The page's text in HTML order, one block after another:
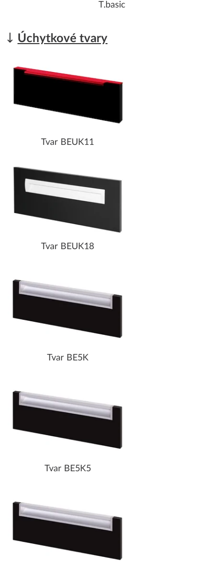
T.basic
Úchytkové tvary
Tvar BEUK11
Tvar BEUK18
Tvar BE5K
Tvar BE5K5